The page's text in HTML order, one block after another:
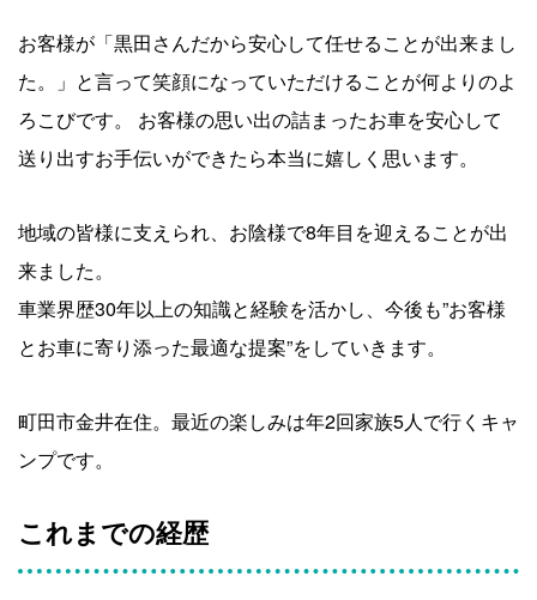
お客様が「黒田さんだから安心して任せることが出来まし
た。」と言って笑顔になっていただけることが何よりのよ
ろこびです。 お客様の思い出の詰まったお車を安心して
送り出すお手伝いができたら本当に嬉しく思います。
地域の皆様に支えられ、お陰様で8年目を迎えることが出
来ました。
車業界歴30年以上の知識と経験を活かし、今後も”お客様
とお車に寄り添った最適な提案”をしていきます。
町田市金井在住。最近の楽しみは年2回家族5人で行くキャ
ンプです。
これまでの経歴